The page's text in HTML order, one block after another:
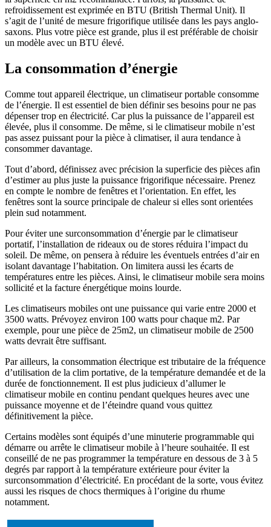
refroidissement est exprimée en BTU (British Thermal Unit). Il
s’agit de l’unité de mesure frigorifique utilisée dans les pays anglo-
saxons. Plus votre pièce est grande, plus il est préférable de choisir
un modèle avec un BTU élevé.
La consommation d’énergie
Comme tout appareil électrique, un climatiseur portable consomme
de l’énergie. Il est essentiel de bien définir ses besoins pour ne pas
dépenser trop en électricité. Car plus la puissance de l’appareil est
élevée, plus il consomme. De même, si le climatiseur mobile n’est
pas assez puissant pour la pièce à climatiser, il aura tendance à
consommer davantage.
Tout d’abord, définissez avec précision la superficie des pièces afin
d’estimer au plus juste la puissance frigorifique nécessaire. Prenez
en compte le nombre de fenêtres et l’orientation. En effet, les
fenêtres sont la source principale de chaleur si elles sont orientées
plein sud notamment.
Pour éviter une surconsommation d’énergie par le climatiseur
portatif, l’installation de rideaux ou de stores réduira l’impact du
soleil. De même, on pensera à réduire les éventuels entrées d’air en
isolant davantage l’habitation. On limitera aussi les écarts de
températures entre les pièces. Ainsi, le climatiseur mobile sera moins
sollicité et la facture énergétique moins lourde.
Les climatiseurs mobiles ont une puissance qui varie entre 2000 et
3500 watts. Prévoyez environ 100 watts pour chaque m2. Par
exemple, pour une pièce de 25m2, un climatiseur mobile de 2500
watts devrait être suffisant.
Par ailleurs, la consommation électrique est tributaire de la fréquence
d’utilisation de la clim portative, de la température demandée et de la
durée de fonctionnement. Il est plus judicieux d’allumer le
climatiseur mobile en continu pendant quelques heures avec une
puissance moyenne et de l’éteindre quand vous quittez
définitivement la pièce.
Certains modèles sont équipés d’une minuterie programmable qui
démarre ou arrête le climatiseur mobile à l’heure souhaitée. Il est
conseillé de ne pas programmer la température en dessous de 3 à 5
degrés par rapport à la température extérieure pour éviter la
surconsommation d’électricité. En procédant de la sorte, vous évitez
aussi les risques de chocs thermiques à l’origine du rhume
notamment.